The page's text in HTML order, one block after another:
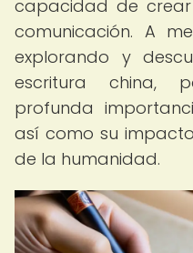
capacidad de crear
comunicación. A
explorando y
escritura china,
profunda
así como su
de la humanidad.